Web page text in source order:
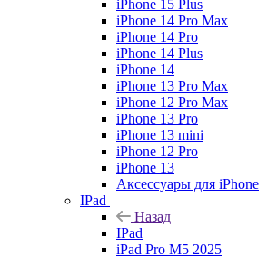
iPhone 15 Plus
iPhone 14 Pro Max
iPhone 14 Pro
iPhone 14 Plus
iPhone 14
iPhone 13 Pro Max
iPhone 12 Pro Max
iPhone 13 Pro
iPhone 13 mini
iPhone 12 Pro
iPhone 13
Аксессуары для iPhone
IPad
Назад
IPad
iPad Pro M5 2025